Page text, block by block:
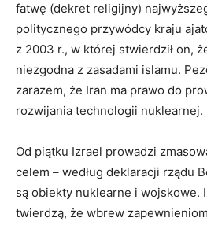
fatwę (dekret religijny)
politycznego przywódcy kraju
z 2003 r., w której stwierdził on,
niezgodna z zasadami islamu.
zarazem, że Iran ma prawo do
rozwijania technologii nuklearnej.
Od piątku Izrael prowadzi
celem – według deklaracji rządu
są obiekty nuklearne i wojskowe.
twierdzą, że wbrew